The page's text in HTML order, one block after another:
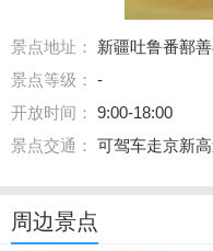
景点地址：
新疆吐鲁番鄯
景点等级： -
开放时间： 9:00-18:00
景点交通： 可驾车走京新
周边景点